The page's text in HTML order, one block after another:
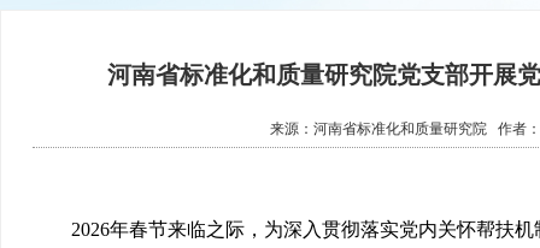
河南省标准化和质量研究院党支部开展
来源： 河南省标准化和质量研究院 作者：
2026年春节来临之际，为深入贯彻落实党内关怀帮扶机